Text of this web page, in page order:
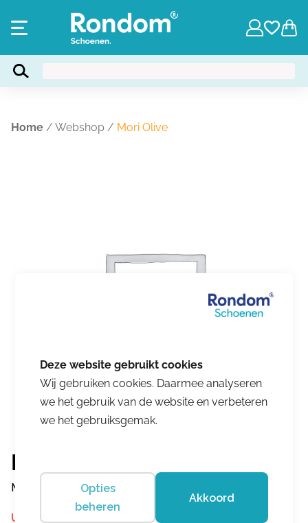
Home / Webshop / Mori Olive
Finn Comfort
Mori Olive
Uitverkocht
Wij gebruiken cookies. Daarmee analyseren
we het gebruik van de website en verbeteren
we het gebruiksgemak.
Opties
beheren
Akkoord